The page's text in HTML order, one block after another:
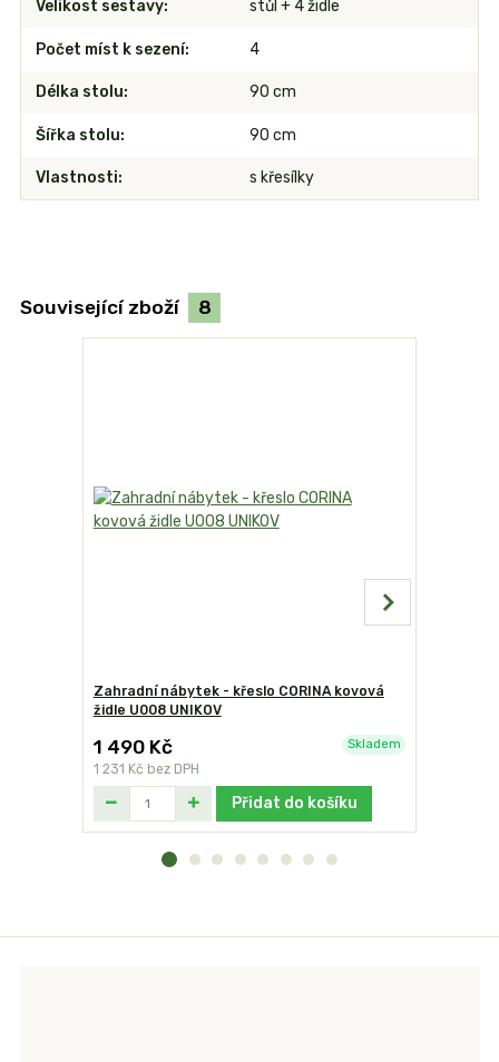
Velikost sestavy stůl + 4 židle
Počet míst k sezení 4
Délka stolu 90 cm
Šířka stolu 90 cm
Vlastnosti s křesílky
Související zboží 8
Zahradní nábytek - křeslo CORINA kovová
židle U008 UNIKOV
1 490 Kč
1 231 Kč bez DPH
Skladem
Přidat do košíku